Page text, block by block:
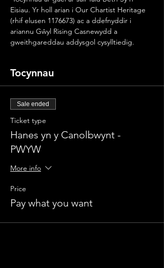
Eisiau. Yr holl arian i Our Chartist Heritage
(rhif elusen 1176673) ac a ddefnyddir i
ariannu Gŵyl Rising Casnewydd a
gweithgareddau addysgol cysylltiedig.
Tocynnau
Sale ended
Ticket type
Hanes yn y Canolbwynt -
PWYW
More info
Price
Pay what you want